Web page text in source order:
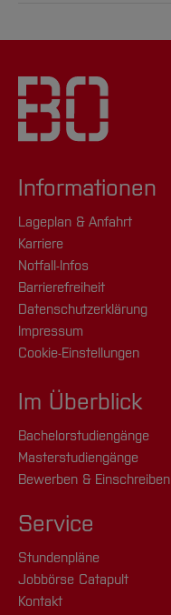
Informationen
Lageplan & Anfahrt
Karriere
Notfall-Infos
Barrierefreiheit
Datenschutzerklärung
Impressum
Cookie-Einstellungen
Im Überblick
Bachelorstudiengänge
Masterstudiengänge
Bewerben & Einschreiben
Service
Stundenpläne
Jobbörse Catapult
Kontakt